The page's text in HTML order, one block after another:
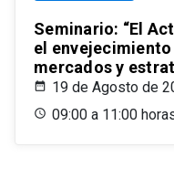
Seminario: “El
el
mercados y
19 de Agosto de
09:00 a 11:00